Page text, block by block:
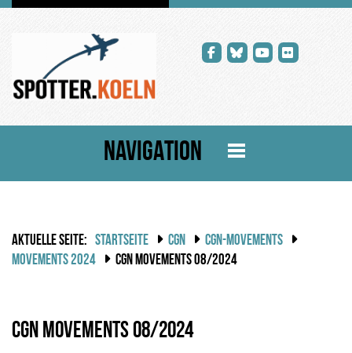
NAVIGATION
AKTUELLE SEITE: STARTSEITE CGN
CGN-MOVEMENTS
MOVEMENTS 2024
CGN MOVEMENTS 08/2024
CGN Movements 08/2024